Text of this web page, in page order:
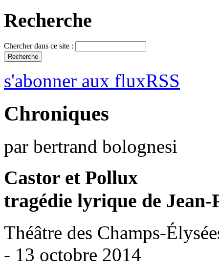
Recherche
Chercher dans ce site :
s'abonner aux fluxRSS
Chroniques
par bertrand bolognesi
Castor et Pollux
tragédie lyrique de Jean-
Théâtre des Champs-
- 13 octobre 2014